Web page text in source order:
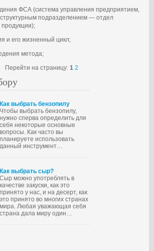
ФСА (система управления предприятием,
подразделением — отдел
продукции);
и его жизненный цикл;
метода;
Перейти на страницу: 1 2
Как выбрать бензопилу
Чтобы выбрать бензопилу,
нужно сперва определить для
себя некоторые основные
вопросы. Как часто вы
планируете использовать
данный инструмент…
Как выбрать сыр?
Сыр можно употреблять в
качестве закуски, как это
принято у нас, и на десерт, как
это принято во многих странах
мира. Любая уважающая себя
страна дала миру один…